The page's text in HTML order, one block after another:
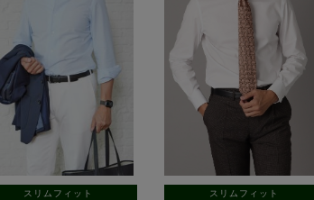
スリムフィット スリムフィット